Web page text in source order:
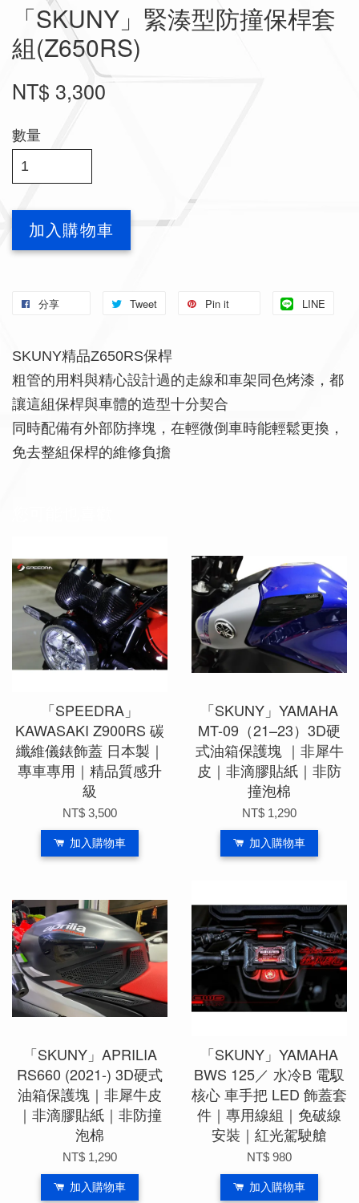
「SKUNY」緊湊型防撞保桿套
組(Z650RS)
NT$ 3,300
數量
加入購物車
分享 Tweet Pin it LINE
SKUNY精品Z650RS保桿
粗管的用料與精心設計過的走線和車架同色烤漆，都
讓這組保桿與車體的造型十分契合
同時配備有外部防摔塊，在輕微倒車時能輕鬆更換，
免去整組保桿的維修負擔
「SPEEDRA」
KAWASAKI Z900RS 碳
纖維儀錶飾蓋 日本製｜
專車專用｜精品質感升
級
NT$ 3,500
加入購物車
「SKUNY」YAMAHA
MT-09（21–23）3D硬
式油箱保護塊 ｜非犀牛
皮｜非滴膠貼紙｜非防
撞泡棉
NT$ 1,290
加入購物車
「SKUNY」APRILIA
RS660 (2021-) 3D硬式
油箱保護塊｜非犀牛皮
｜非滴膠貼紙｜非防撞
泡棉
NT$ 1,290
加入購物車
「SKUNY」YAMAHA
BWS 125／ 水冷B 電馭
核心 車手把 LED 飾蓋套
件｜專用線組｜免破線
安裝｜紅光駕駛艙
NT$ 980
加入購物車